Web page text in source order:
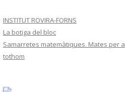
INSTITUT ROVIRA-FORNS
La botiga del bloc
Samarretes matemàtiques. Mates per a
tothom